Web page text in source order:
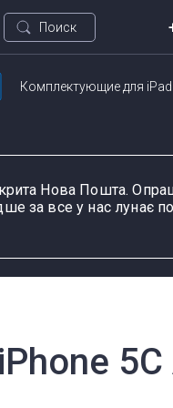
Нова Пошта.
за все у нас лунає
Поиск
Киев
Комплектующие для iPad
или серию
5C